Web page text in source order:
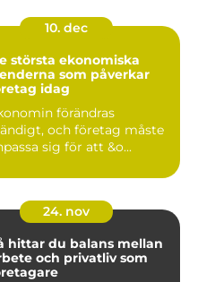
10. dec
största ekonomiska
som påverkar
idag
förändras
och företag måste
sig för att &o...
24. nov
hittar du balans mellan
och privatliv som